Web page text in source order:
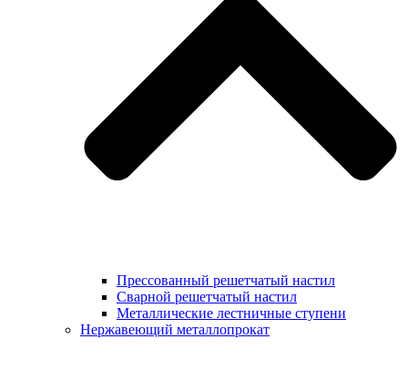
Прессованный решетчатый настил
Сварной решетчатый настил
Металлические лестничные ступени
Нержавеющий металлопрокат